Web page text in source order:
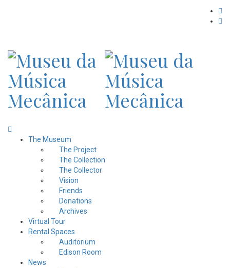
The Museum
The Project
The Collection
The Collector
Vision
Friends
Donations
Archives
Virtual Tour
Rental Spaces
Auditorium
Edison Room
News